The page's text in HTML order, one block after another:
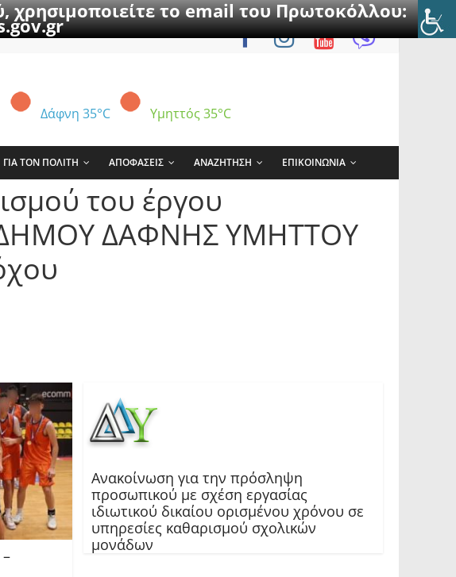
χρησιμοποιείτε το email του Πρωτοκόλλου:
Δάφνη 35°C Υμηττός 35°C
ΓΙΑ ΤΟΝ ΠΟΛΙΤΗ ΑΠΟΦΑΣΕΙΣ ΑΝΑΖΗΤΗΣΗ ΕΠΙΚΟΙΝΩΝΙΑ
του έργου
ΔΗΜΟΥ ΔΑΦΝΗΣ ΥΜΗΤΤΟΥ
Ανακοίνωση για την πρόσληψη
προσωπικού με σχέση εργασίας
ιδιωτικού δικαίου ορισμένου χρόνου σε
υπηρεσίες καθαρισμού σχολικών
μονάδων